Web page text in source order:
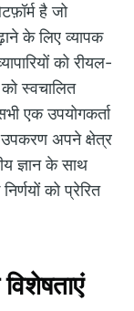
है जो
के लिए व्यापक
को रीयल-
स्वचालित
एक उपयोगकर्ता
अपने क्षेत्र
ज्ञान के साथ
को प्रेरित